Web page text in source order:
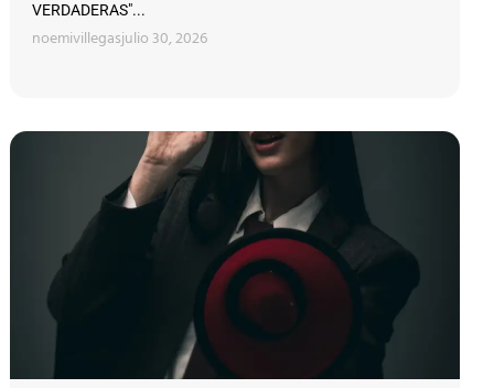
VERDADERAS"...
noemivillegasjulio 30, 2026